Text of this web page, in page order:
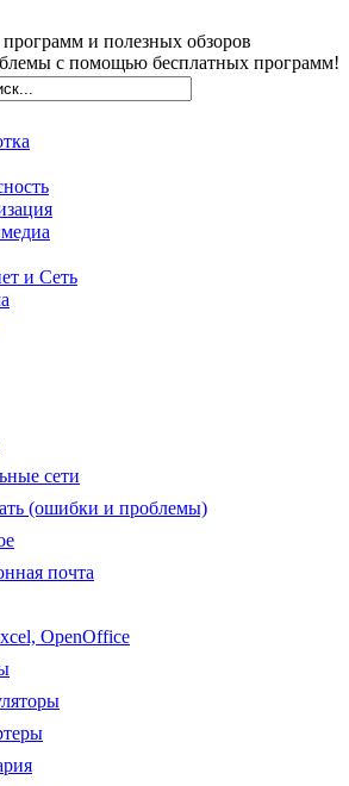
и полезных обзоров
с помощью бесплатных программ!
и Сеть
сети
(ошибки и проблемы)
почта
OpenOffice